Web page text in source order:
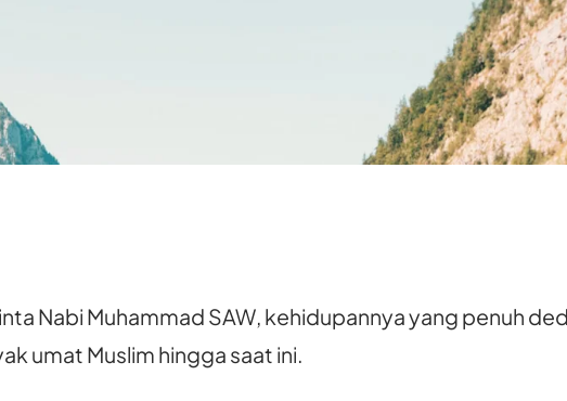
Nabi Muhammad SAW, kehidupannya yang penuh
umat Muslim hingga saat ini.